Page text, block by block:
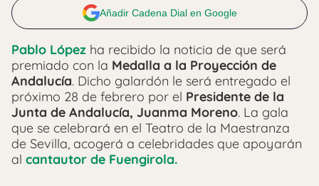
Añadir Cadena Dial en Google
Pablo López ha recibido la noticia de que será
premiado con la Medalla a la Proyección de
Andalucía. Dicho galardón le será entregado el
próximo 28 de febrero por el Presidente de la
Junta de Andalucía, Juanma Moreno. La gala
que se celebrará en el Teatro de la Maestranza
de Sevilla, acogerá a celebridades que apoyarán
al cantautor de Fuengirola.